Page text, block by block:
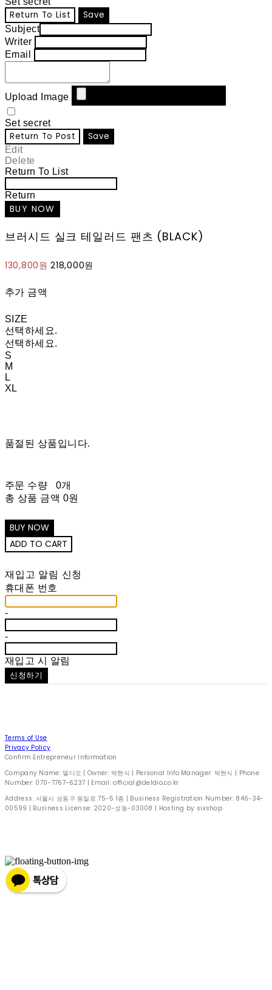
Return To List Save
Subject
Writer
Email
Upload Image
Set secret
Return To Post Save
Edit
Delete
Return To List
Return
브러시드 실크 테일러드 팬츠 (BLACK)
130,800원218,000원
추가 금액
SIZE
선택하세요.
선택하세요.
S
M
L
XL
품절된 상품입니다.
주문 수량
0개
총 상품 금액 0원
재입고 알림 신청
휴대폰 번호
-
-
재입고 시 알림
신청하기
Terms of Use
Privacy Policy
Confirm Entrepreneur Information
Company Name: 델디오 | Owner: 박현식 | Personal Info Manager: 박현식 | Phone
Number: 070-7767-6237 | Email: official@deldio.co.kr
Address: 서울시 성동구 동일로 75-5 1층 | Business Registration Number: 846-34-
00599 | Business License: 2020-성동-03008 | Hosting by sixshop